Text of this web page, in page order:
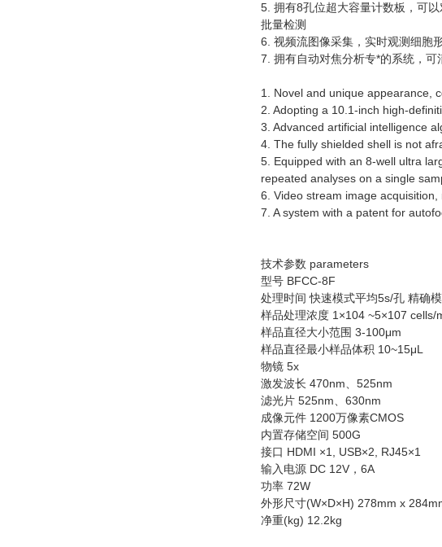
5. 拥有8孔位超大容量计数板，可
批量检测
6. 视频流图像采集，实时观测细胞
7. 拥有自动对焦分析专*的系统，可
1. Novel and unique appearance,
2. Adopting a 10.1-inch high-
3. Advanced artificial intelligence
4. The fully shielded shell is not
5. Equipped with an 8-well ultra
repeated analyses on a single
6. Video stream image
7. A system with a patent for
技术参数 parameters
型号 BFCC-8F
处理时间 快速模式平均5s/孔 精确
样品处理浓度 1×104 ~5×107 cells/
样品直径大小范围 3-100μm
样品直径最小样品体积 10~15μL
物镜 5x
激发波长 470nm、525nm
滤光片 525nm、630nm
成像元件 1200万像素CMOS
内置存储空间 500G
接口 HDMI ×1, USB×2, RJ45×1
输入电源 DC 12V，6A
功率 72W
外形尺寸(W×D×H) 278mm x
净重(kg) 12.2kg